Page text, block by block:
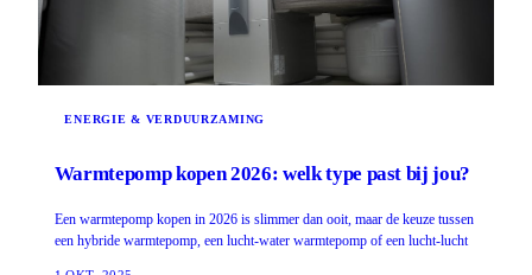
ENERGIE & VERDUURZAMING
Warmtepomp kopen 2026: welk type past bij jou?
Een warmtepomp kopen in 2026 is slimmer dan ooit, maar de keuze tussen
een hybride warmtepomp, een lucht-water warmtepomp of een lucht-lucht